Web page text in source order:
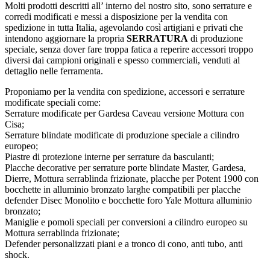
Molti prodotti descritti all’ interno del nostro sito, sono serrature e
corredi modificati e messi a disposizione per la vendita con
spedizione in tutta Italia, agevolando così artigiani e privati che
intendono aggiornare la propria SERRATURA di produzione
speciale, senza dover fare troppa fatica a reperire accessori troppo
diversi dai campioni originali e spesso commerciali, venduti al
dettaglio nelle ferramenta.
Proponiamo per la vendita con spedizione, accessori e serrature
modificate speciali come:
Serrature modificate per Gardesa Caveau versione Mottura con
Cisa;
Serrature blindate modificate di produzione speciale a cilindro
europeo;
Piastre di protezione interne per serrature da basculanti;
Placche decorative per serrature porte blindate Master, Gardesa,
Dierre, Mottura serrablinda frizionate, placche per Potent 1900 con
bocchette in alluminio bronzato larghe compatibili per placche
defender Disec Monolito e bocchette foro Yale Mottura alluminio
bronzato;
Maniglie e pomoli speciali per conversioni a cilindro europeo su
Mottura serrablinda frizionate;
Defender personalizzati piani e a tronco di cono, anti tubo, anti
shock.